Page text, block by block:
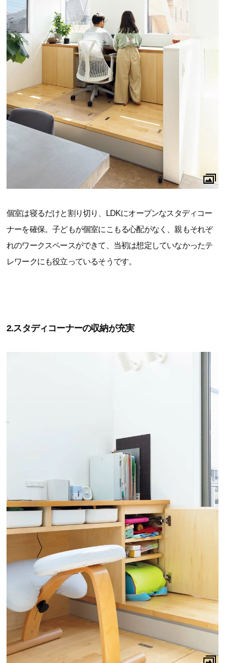
個室は寝るだけと割り切り、LDKにオープンなスタディコー
ナーを確保。子どもが個室にこもる心配がなく、親もそれぞ
れのワークスペースができて、当初は想定していなかったテ
レワークにも役立っているそうです。
2.スタディコーナーの収納が充実